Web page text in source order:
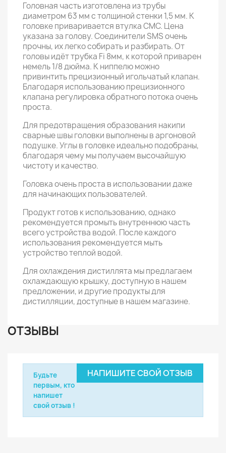
Головная часть изготовлена ​​из трубы
диаметром 63 мм с толщиной стенки 1,5 мм. К
головке приваривается втулка СМС. Цена
указана за голову. Соединители SMS очень
прочны, их легко собирать и разбирать. От
головы идёт трубка Fi 8мм, к которой приварен
немель 1/8 дюйма. К ниппелю можно
привинтить прецизионный игольчатый клапан.
Благодаря использованию прецизионного
клапана регулировка обратного потока очень
проста.
Для предотвращения образования накипи
сварные швы головки выполнены в аргоновой
подушке. Углы в головке идеально подобраны,
благодаря чему мы получаем высочайшую
чистоту и качество.
Головка очень проста в использовании даже
для начинающих пользователей.
Продукт готов к использованию, однако
рекомендуется промыть внутреннюю часть
всего устройства водой. После каждого
использования рекомендуется мыть
устройство теплой водой.
Для охлаждения дистиллята мы предлагаем
охлаждающую крышку, доступную в нашем
предложении, и другие продукты для
дистилляции, доступные в нашем магазине.
ОТЗЫВЫ
НАПИШИТЕ СВОЙ ОТЗЫВ
Будьте
первым, кто
напишет
свой отзыв !